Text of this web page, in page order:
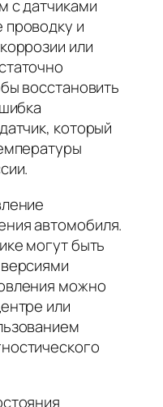
с датчиками
и
или
восстановить
который
автомобиля.
могут быть
можно
или